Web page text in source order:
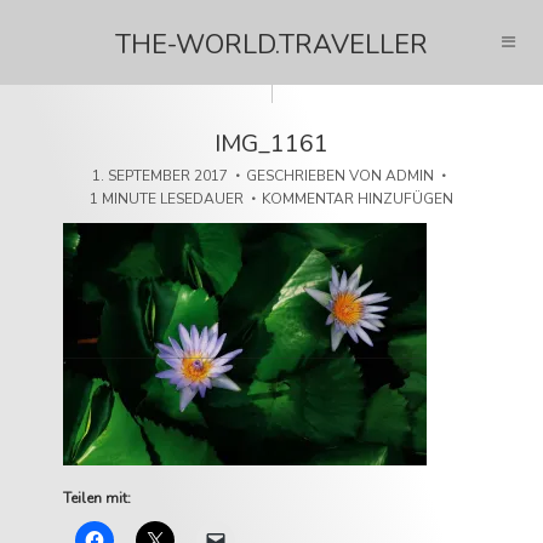
THE-WORLD.TRAVELLER
IMG_1161
1. SEPTEMBER 2017 GESCHRIEBEN VON ADMIN
1 MINUTE LESEDAUER
KOMMENTAR HINZUFÜGEN
Teilen mit: